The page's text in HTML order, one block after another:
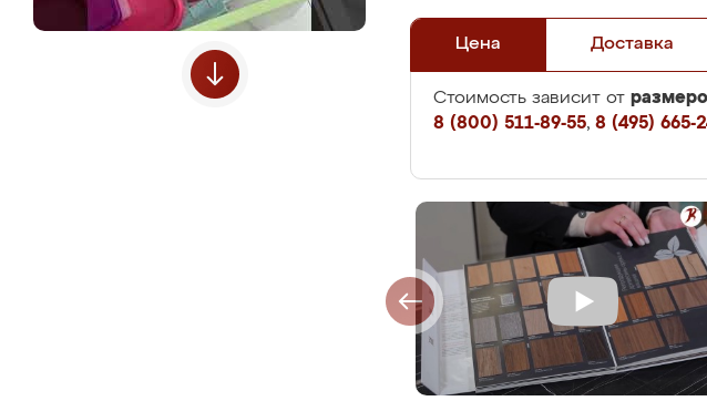
Цена Доставка
Стоимость зависит от
8 (800) 511-89-55, 8 (495) 665-